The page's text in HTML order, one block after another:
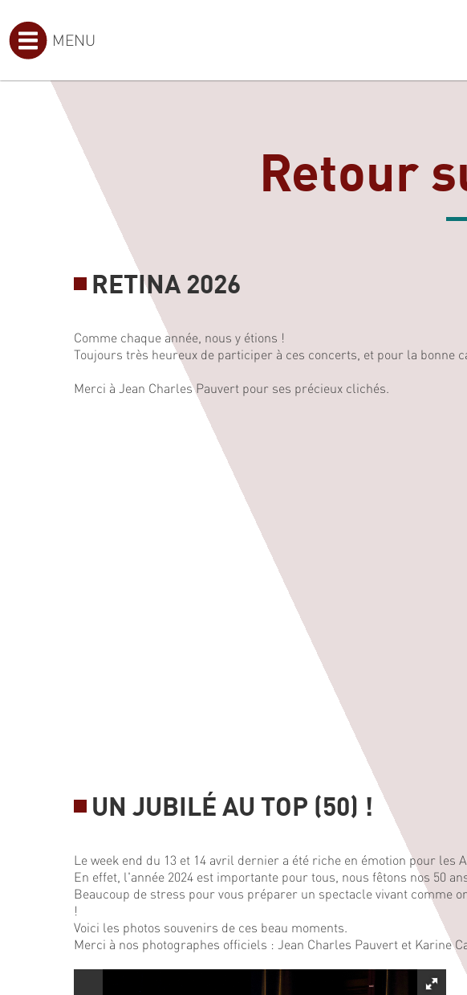
MENU
Retour
RETINA 2026
Comme chaque année, nous y étions !
Toujours très heureux de participer à ces concerts, et pour la bonne
Merci à Jean Charles Pauvert pour ses précieux clichés.
UN JUBILÉ AU TOP (50) !
Le week end du 13 et 14 avril dernier a été riche en émotion pour les
En effet, l'année 2024 est importante pour tous, nous fêtons nos 50
Beaucoup de stress pour vous préparer un spectacle vivant comme
!
Voici les photos souvenirs de ces beau moments.
Merci à nos photographes officiels : Jean Charles Pauvert et Karine